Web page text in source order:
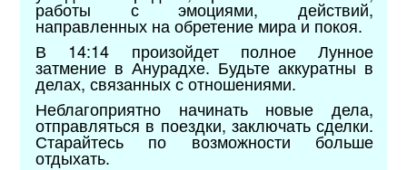
работы с эмоциями, действий,
направленных на обретение мира и покоя.
В 14:14 произойдет полное Лунное
затмение в Анурадхе. Будьте аккуратны в
делах, связанных с отношениями.
Неблагоприятно начинать новые дела,
отправляться в поездки, заключать сделки.
Старайтесь по возможности больше
отдыхать.